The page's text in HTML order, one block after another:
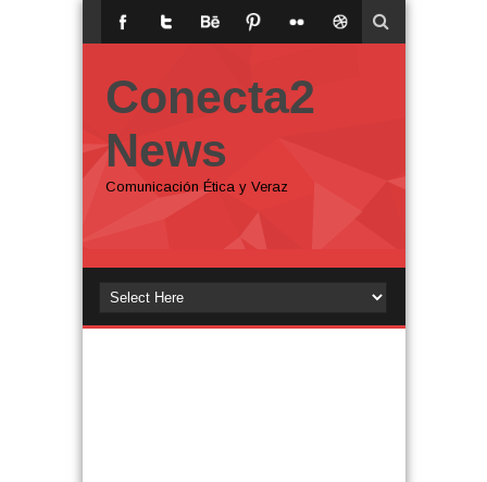
Conecta2
News
Comunicación Ética y Veraz